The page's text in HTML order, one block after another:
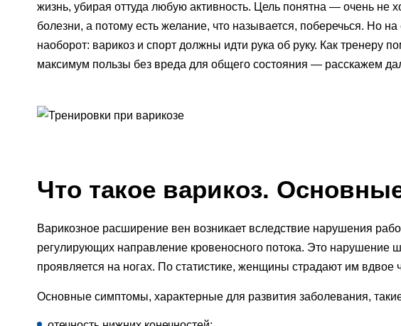
жизнь, убирая оттуда любую активность. Цель понятна — очень не
болезни, а потому есть желание, что называется, поберечься. Но
наоборот: варикоз и спорт должны идти рука об руку. Как тренеру
максимум пользы без вреда для общего состояния — расскажем
Что такое варикоз.
Варикозное расширение вен возникает вследствие нарушения
регулирующих направление кровеносного потока. Это нарушение
проявляется на ногах. По статистике, женщины страдают им
Основные симптомы, характерные для развития заболевания,